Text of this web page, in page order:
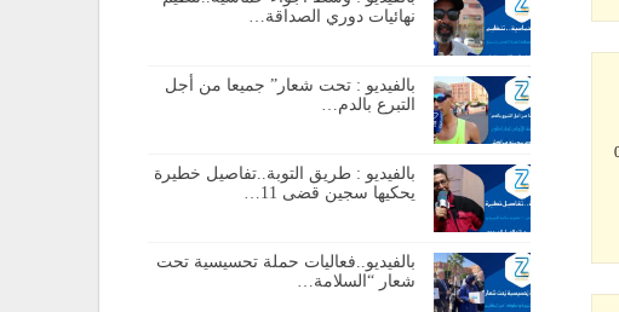
نهائيات دوري الصداقة…
بالفيديو : تحت شعار” جميعا من أجل
التبرع بالدم…
بالفيديو : طريق التوبة..تفاصيل خطيرة
يحكيها سجين قضى 11…
بالفيديو..فعاليات حملة تحسيسية تحت
شعار “السلامة…